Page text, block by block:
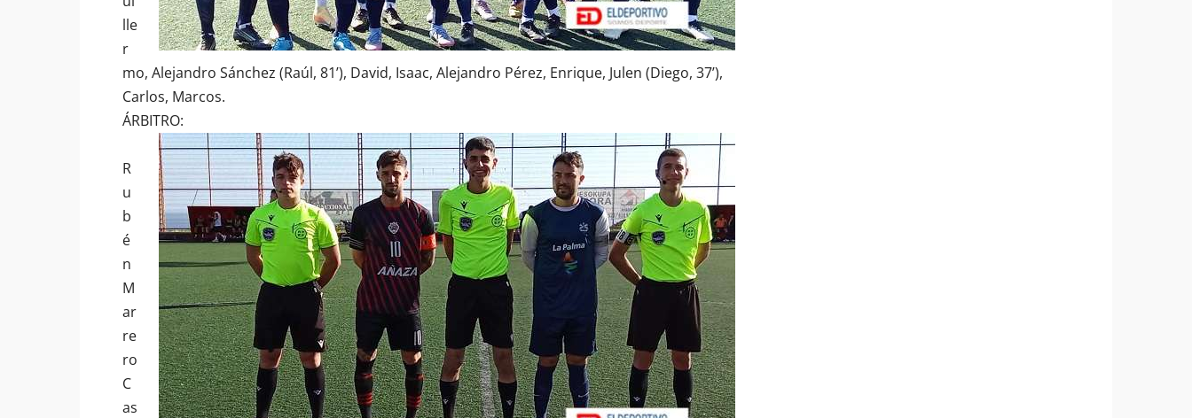
lle
r
mo, Alejandro Sánchez (Raúl, 81’), David, Isaac, Alejandro Pérez, Enrique, Julen (Diego, 37’),
Carlos, Marcos.
ÁRBITRO:
R
u
b
é
n
M
ar
re
ro
C
as